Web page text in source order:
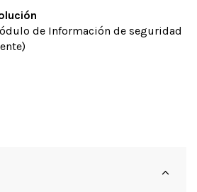
de Información de seguridad